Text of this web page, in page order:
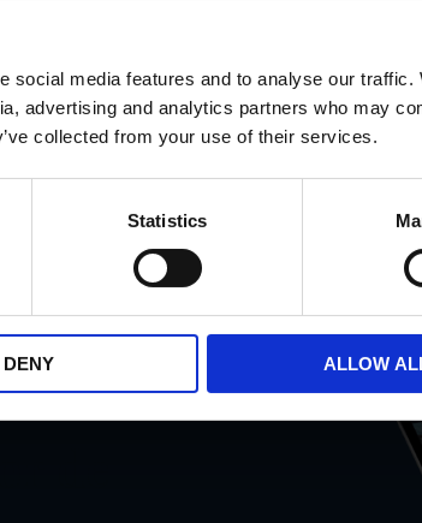
social media features and to analyse our traffic.
advertising and analytics partners who may
collected from your use of their services.
Statistics
DENY ALLOW
en financiële herstructurering
exploitatiebeheersing, risicospreiding
benadering. Iedere investering, financiering
Door directe betrokkenheid bij
staan.